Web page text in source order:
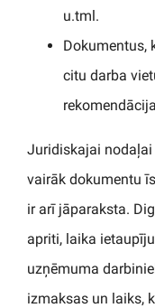
u.tml.
Dokumentus,
citu darba
Juridiskajai
vairāk dokumentu
ir arī jāparaksta.
apriti, laika
uzņēmuma
izmaksas un laiks,